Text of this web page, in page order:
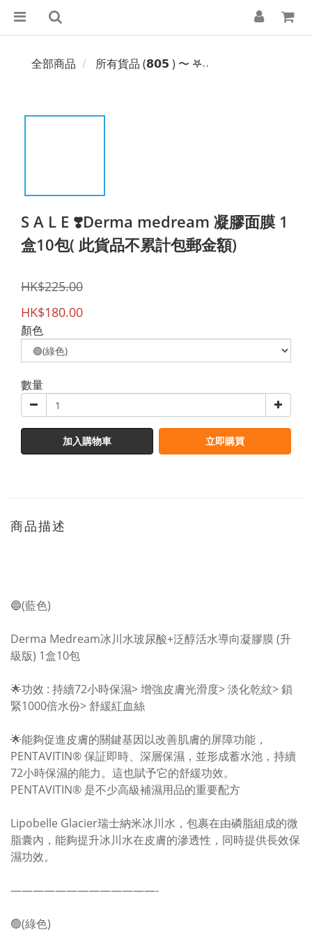
全部商品 所有貨品 (𝟴𝟬𝟱 ) 〜 𖤐˒˒‪‪
S A L E ❣️Derma medream 凝膠面膜 1
盒10包( 此貨品不累計包郵金額)
HK$225.00
HK$180.00
顏色
數量
加入購物車 立即購買
商品描述
🔵(藍色)
Derma Medream冰川水玻尿酸+泛醇活水導向凝膠膜 (升
級版) 1盒10包
🌟功效 : 持續72小時保濕> 增強皮膚光滑度> 淡化乾紋> 鎖
緊1000倍水份> 舒緩紅血絲
🌟能夠促進皮膚的關鍵基因以改善肌膚的屏障功能，
PENTAVITIN®️ 保証即時、深層保濕，並形成蓄水池，持續
72小時保濕的能力。這也賦予它的舒緩功效。
PENTAVITIN®️ 是不少高級補濕用品的重要配方
Lipobelle Glacier瑞士納米冰川水，包裹在由磷脂組成的微
脂囊內，能夠提升冰川水在皮膚的滲透性，同時提供長效保
濕功效。
—————————————-
🟢(綠色)